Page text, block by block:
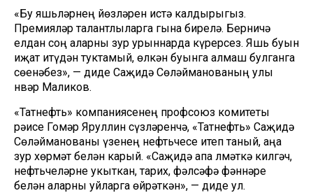
«Бу яшьләрнең йөзләрен истә калдырыгыз.
Премияләр талантлыларга гына бирелә. Берничә
елдан соң аларны зур урыннарда күрерсез. Яшь буын
иҗат итүдән туктамый, өлкән буынга алмаш булганга
сөенәбез», — диде Саҗидә Сөләйманованың улы
Әнвәр Маликов.
«Татнефть» компаниясенең профсоюз комитеты
рәисе Гомәр Яруллин сүзләренчә, «Татнефть» Саҗидә
Сөләйманованы үзенең нефтьчесе итеп таный, аңа
зур хөрмәт белән карый. «Саҗидә апа Әлмәткә килгәч,
нефтьчеләрне укыткан, тарих, фәлсәфә фәннәре
белән аларны уйларга өйрәткән», — диде ул.